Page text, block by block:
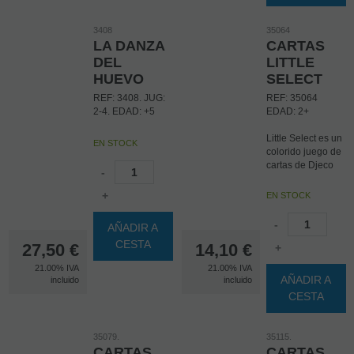
Fomenta el
lógico.
Entrena la
cordinación
mano-ojo.
27,50 €
21.00% IVA
incluido
3408
LA DANZA
DEL
HUEVO
REF: 3408. JUG:
2-4. EDAD: +5
EN STOCK
-
+
AÑADIR A
CESTA
14,10 €
21.00% IVA
incluido
35064
CARTAS
LITTLE
SELECT
REF: 35064
EDAD: 2+
Little Select es un
colorido juego de
cartas de Djeco
especialmente
a partir de los 2
años. Este juego
es ideal como
clasificación, ya
que ayuda a los
más pequeños a
agrupar cartas
tipos de animales,
EN STOCK
-
+
AÑADIR A
CESTA
35079. 35115.